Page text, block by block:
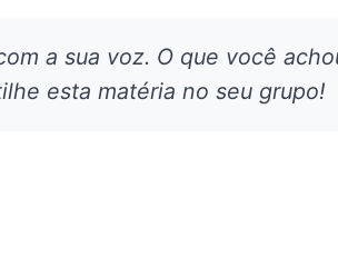
a sua voz. O que você
esta matéria no seu grupo!